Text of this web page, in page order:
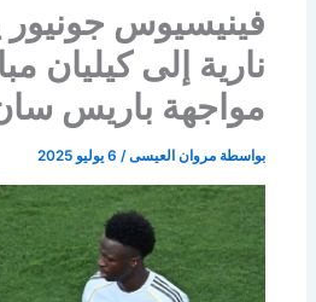
فينيسيوس جونيور
نارية إلى كيليان
مواجهة باريس
بواسطة مروان العيسى/ 6 يوليو 2025